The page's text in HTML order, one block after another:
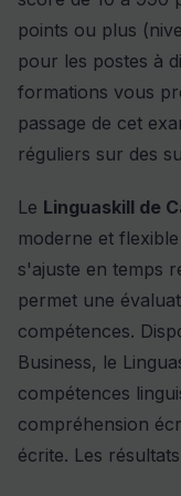
points ou plus
pour les postes à
formations vous
passage de cet
réguliers sur des
Le Linguaskill de
moderne et
s'ajuste en temps
permet une
compétences.
Business, le
compétences
compréhension
écrite. Les